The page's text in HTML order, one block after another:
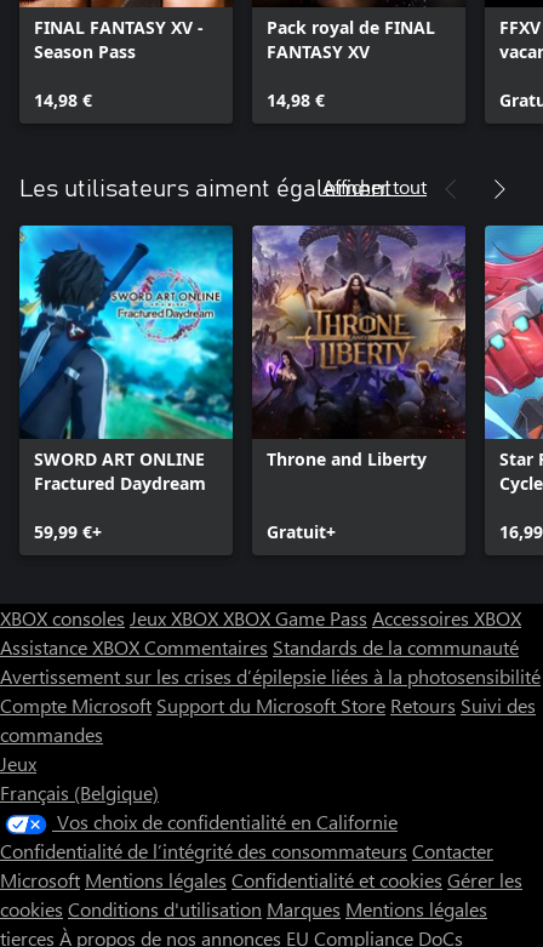
FINAL FANTASY XV -
Season Pass
14,98 €
Pack royal de FINAL
FANTASY XV
14,98 €
Les utilisateurs aiment également
Afficher tout
SWORD ART ONLINE
Fractured Daydream
59,99 €+
Throne and Liberty
Gratuit+
Star
Cycle
XBOX consoles Jeux XBOXXBOX Game Pass Accessoires XBOX
Assistance XBOXCommentaires Standards de la communauté
Avertissement sur les crises d’épilepsie liées à la photosensibilité
Compte Microsoft Support du Microsoft Store Retours Suivi des
commandes
Jeux
Français (Belgique)
Vos choix de confidentialité en Californie
Confidentialité de l’intégrité des consommateurs Contacter
Microsoft Mentions légales Confidentialité et cookies Gérer les
cookies Conditions d'utilisation Marques Mentions légales
tierces À propos de nos annonces EU Compliance DoCs